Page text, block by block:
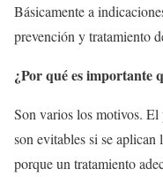
Básicamente a
prevención y tratamiento
¿Por qué es importante
Son varios los motivos.
son evitables si se
porque un tratamiento